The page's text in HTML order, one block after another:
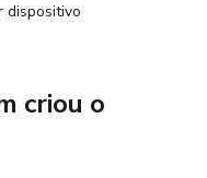
dispositivo
criou o